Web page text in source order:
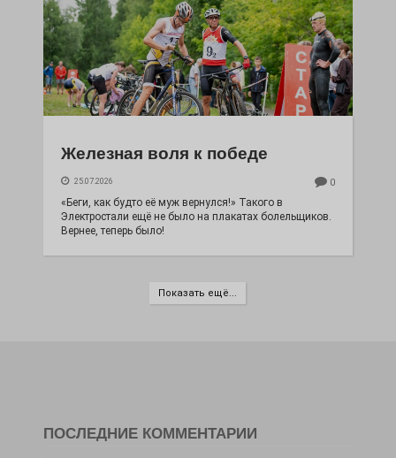
Железная воля к победе
25.07.2026 0
«Беги, как будто её муж вернулся!» Такого в
Электростали ещё не было на плакатах болельщиков.
Вернее, теперь было!
Показать ещё...
ПОСЛЕДНИЕ КОММЕНТАРИИ